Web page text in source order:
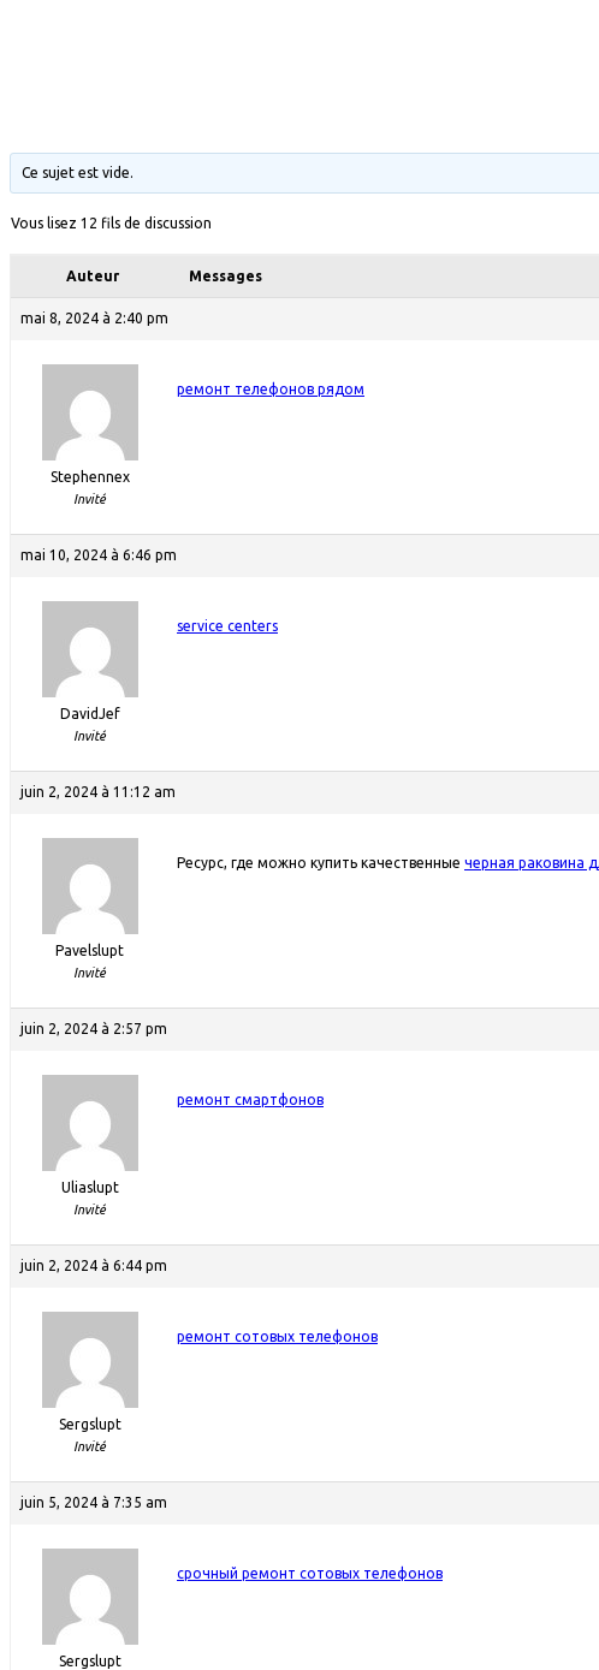
Ce sujet est vide.
Vous lisez 12 fils de discussion
Auteur Messages
mai 8, 2024 à 2:40 pm
Stephennex
Invité
ремонт телефонов рядом
mai 10, 2024 à 6:46 pm
DavidJef
Invité
service centers
juin 2, 2024 à 11:12 am
Pavelslupt
Invité
Ресурс, где можно купить качественные черная раковина
juin 2, 2024 à 2:57 pm
Uliaslupt
Invité
ремонт смартфонов
juin 2, 2024 à 6:44 pm
Sergslupt
Invité
ремонт сотовых телефонов
juin 5, 2024 à 7:35 am
Sergslupt
срочный ремонт сотовых телефонов